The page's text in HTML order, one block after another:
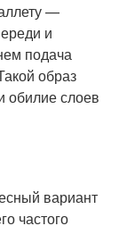
—
и
подача
образ
обилие слоев
вариант
частого